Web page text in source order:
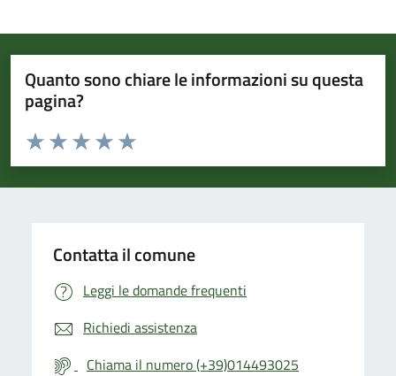
Quanto sono chiare le informazioni su questa
pagina?
Valuta da 1 a 5 stelle la pagina
Valuta 5 stelle su 5
Valuta 4 stelle su 5
Valuta 3 stelle su 5
Valuta 2 stelle su 5
Valuta 1 stelle su 5
Contatta il comune
Leggi le domande frequenti
Richiedi assistenza
Chiama il numero (+39)014493025